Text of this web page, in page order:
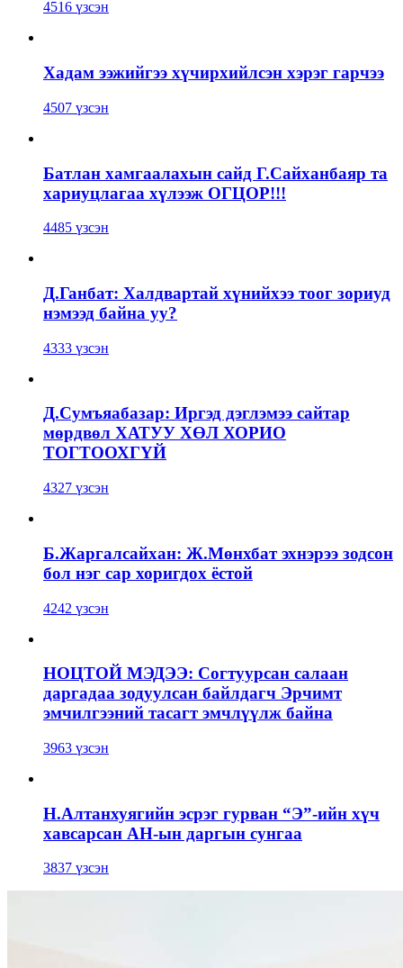
4516 үзсэн
Хадам ээжийгээ хүчирхийлсэн хэрэг гарчээ
4507 үзсэн
Батлан хамгаалахын сайд Г.Сайханбаяр та
хариуцлагаа хүлээж ОГЦОР!!!
4485 үзсэн
Д.Ганбат: Халдвартай хүнийхээ тоог зориуд
нэмээд байна уу?
4333 үзсэн
Д.Сумъяабазар: Иргэд дэглэмээ сайтар
мөрдвөл ХАТУУ ХӨЛ ХОРИО
ТОГТООХГҮЙ
4327 үзсэн
Б.Жаргалсайхан: Ж.Мөнхбат эхнэрээ зодсон
бол нэг сар хоригдох ёстой
4242 үзсэн
НОЦТОЙ МЭДЭЭ: Согтуурсан салаан
даргадаа зодуулсан байлдагч Эрчимт
эмчилгээний тасагт эмчлүүлж байна
3963 үзсэн
Н.Алтанхуягийн эсрэг гурван “Э”-ийн хүч
хавсарсан АН-ын даргын сунгаа
3837 үзсэн